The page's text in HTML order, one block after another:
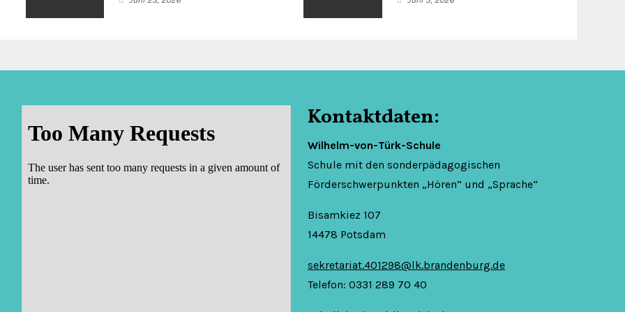
Kontaktdaten:
Wilhelm-von-Türk-Schule
Schule mit den sonderpädagogischen
Förderschwerpunkten „Hören“ und „Sprache“
Bisamkiez 107
14478 Potsdam
sekretariat.401298@lk.brandenburg.de
Telefon: 0331 289 70 40